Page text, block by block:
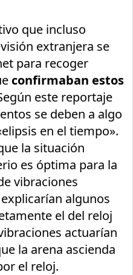
que incluso
extranjera se
para recoger
confirmaban estos
este reportaje
se deben a algo
en el tiempo».
la situación
es óptima para la
vibraciones
algunos
el del reloj
actuarían
la arena ascienda
el reloj.